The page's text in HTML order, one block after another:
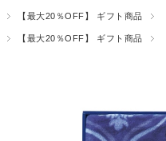
【最大20％OFF】 ギフト商品
【最大20％OFF】 ギフト商品